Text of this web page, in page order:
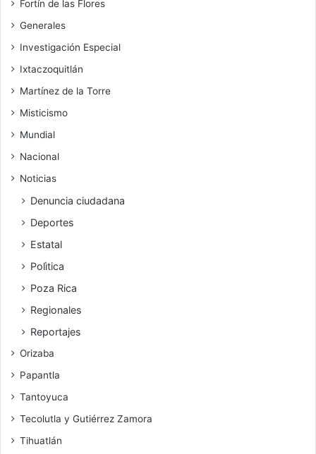
Fortín de las Flores
Generales
Investigación Especial
Ixtaczoquitlán
Martínez de la Torre
Misticismo
Mundial
Nacional
Noticias
Denuncia ciudadana
Deportes
Estatal
Polìtica
Poza Rica
Regionales
Reportajes
Orizaba
Papantla
Tantoyuca
Tecolutla y Gutiérrez Zamora
Tihuatlán